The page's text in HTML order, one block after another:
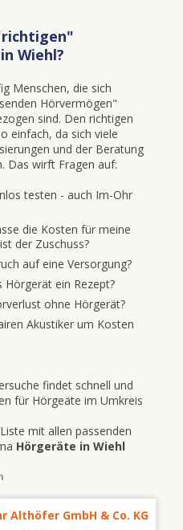
Wiehl?
Menschen, die sich
Hörvermögen"
sind. Den richtigen
einfach, da sich viele
und der Beratung
Das wirft Fragen auf:
testen - auch Im-Ohr
die Kosten für meine
der Zuschuss?
auf eine Versorgung?
ein Rezept?
ohne Hörgerät?
Akustiker um Kosten
findet schnell und
für Hörgeäte im Umkreis
mit allen passenden
Hörgeräte in Wiehl
Althöfer GmbH & Co. KG